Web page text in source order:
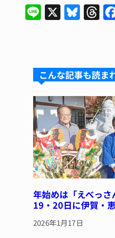
Li
n
X Bl
u
k
y
T
hr
d
s
こんな記事も読ま
年始めは「えべっ
19・20日に伊賀・
2026年1月17日